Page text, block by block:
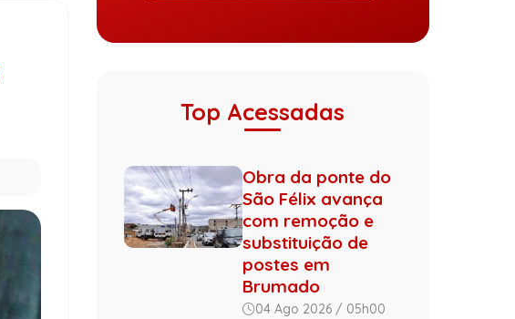
Top Acessadas
Obra da ponte do
São Félix avança
com remoção e
substituição de
postes em
Brumado
04 Ago 2026 / 05h00